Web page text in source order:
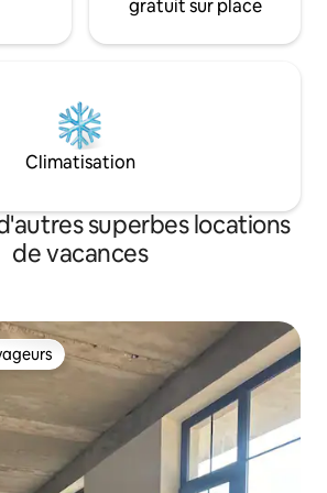
gratuit sur place
Climatisation
superbes locations
de vacances